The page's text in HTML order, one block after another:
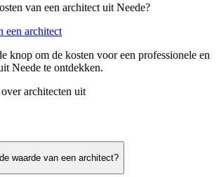
van een architect uit Neede?
een architect
knop om de kosten voor een professionele en
Neede te ontdekken.
architecten uit
waarde van een architect?